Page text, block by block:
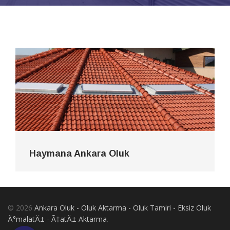
Haymana Ankara Oluk
© 2026 Ankara Oluk - Oluk Aktarma - Oluk Tamiri - Eksiz Oluk
Ä°malatÄ± - Ã‡atÄ± Aktarma.